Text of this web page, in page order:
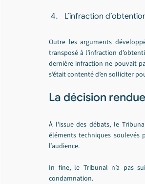
L’infraction
Outre les arguments
transposé à l’infraction
dernière infraction ne pouvait
s’était contenté d’en solliciter
La décision
À l’issue des débats, le
éléments techniques
l’audience.
In fine, le Tribunal n’a pas
condamnation.